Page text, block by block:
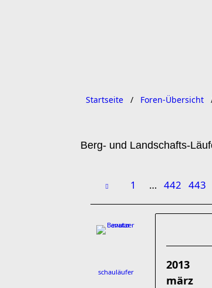
Startseite Foren-Übersicht
Berg- und Landschafts-
1 … 442 443
schauläufer
2013
märz